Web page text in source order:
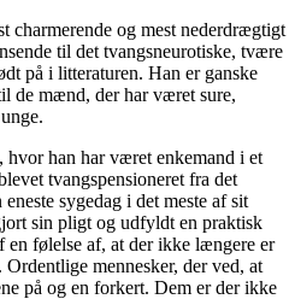
charmerende og mest nederdrægtigt
til det tvangsneurotiske, tvære
på i litteraturen. Han er ganske
de mænd, der har været sure,
han har været enkemand i et
tvangspensioneret fra det
sygedag i det meste af sit
sin pligt og udfyldt en praktisk
en følelse af, at der ikke længere er
mennesker, der ved, at
på og en forkert. Dem er der ikke